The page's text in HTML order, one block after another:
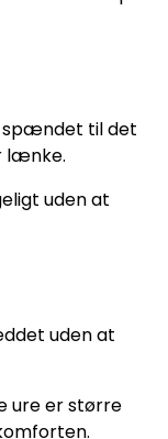
spændet til det
lænke.
uden at
uden at
ure er større